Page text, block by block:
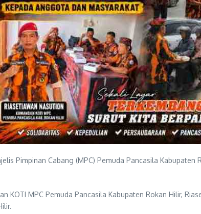
Pimpinan Cabang (MPC) Pemuda Pancasila
KOTI MPC Pemuda Pancasila Kabupaten Rokan Hilir,